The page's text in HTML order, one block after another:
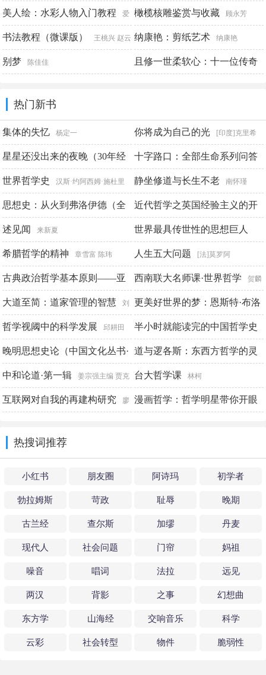
畅主编 系研究 于小桐
美人绘：水彩人物入门教程 爱
林博悦
橄榄核雕鉴赏与收藏 顾永芳
书法教程（微课版） 王桃兴 赵云 纳康艳：剪纸艺术 纳康艳
别梦 陈佳佳 且修一世柔软心：十一位传奇
热门新书
集体的失忆 杨定一 你将成为自己的光 [印度]克里希
那穆提
星星还没出来的夜晚（30年经
典获奖绘本，被翻译成13种语
言畅销全球） 米歇尔·勒米厄
十字路口：全部生命系列问答
[美]杨定一
世界哲学史 汉斯·约阿西姆·施杜里
希
静坐修道与长生不老 南怀瑾
思想史：从火到弗洛伊德（全
二册） 彼得·沃森
近代哲学之英国经验主义的开
端及欧洲大陆唯理论 [美]弗兰克·
梯利
述见闻 来新夏 世界最具传世性的思想巨人
（1） 《阅读文库》编委会
希腊哲学的精神 章雪富 陈玮 人生五大问题 [法]莫罗阿
古典政治哲学基本原则——亚
里士多德讲疏 [美]列奥·施特劳斯
[美]辛曼编订
西南联大名师课·世界哲学 贺麟
等
大道至简：道家管理的智慧 刘
黎明
更美好世界的梦：恩斯特·布洛
赫艺术哲学研究 金寿铁
哲学视阈中的科学发展 邱耕田 半小时就能读完的中国哲学史
苏青云
晚明思想史论（中国文化丛书·
经典随行） 嵇文甫
道与逻各斯：东西方哲学的灵
魂 念春祈凤临
中和论道·第一辑 姜宗强主编 贾克
防 朱海斌副主编
台大哲学课 林柯
互联网对自我的再建构研究 廖 漫画哲学：哲学明星带你开眼
热搜词推荐
小红书 朋友圈 阿诗玛 初学者
勃拉姆斯 苛政 耻辱 晚期
古兰经 查尔斯 加缪 丹麦
现代人 社会问题 门帘 妈祖
噪音 唱词 法拉 远见
两汉 背影 之事 幻想曲
东方学 山海经 交响音乐 科学
云彩 社会转型 物件 脆弱性